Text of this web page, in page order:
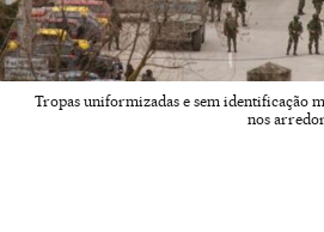
Tropas uniformizadas e sem identificação
nos